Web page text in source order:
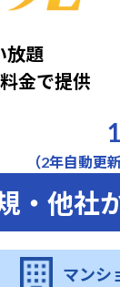
ます。
問い合わせく
放題
金で提供
（2年自動更
・他社
マンシ